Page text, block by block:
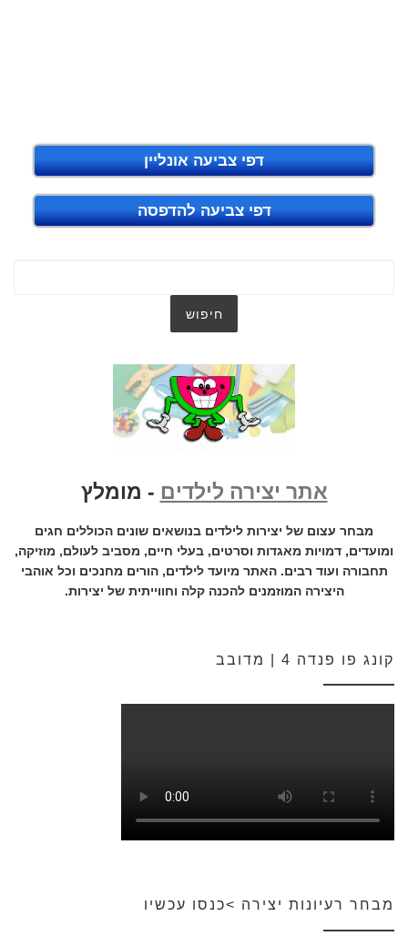
דפי צביעה אונליין
דפי צביעה להדפסה
אתר יצירה לילדים - מומלץ
מבחר עצום של יצירות לילדים בנושאים שונים הכוללים חגים
ומועדים, דמויות מאגדות וסרטים, בעלי חיים, מסביב לעולם, מוזיקה,
תחבורה ועוד רבים. האתר מיועד לילדים, הורים מחנכים וכל אוהבי
היצירה המוזמנים להכנה קלה וחווייתית של יצירות.
קונג פו פנדה 4 | מדובב
מבחר רעיונות יצירה >כנסו עכשיו